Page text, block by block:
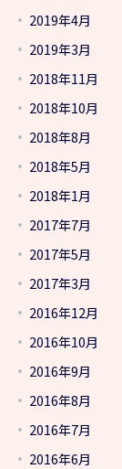
2019年4月
2019年3月
2018年11月
2018年10月
2018年8月
2018年5月
2018年1月
2017年7月
2017年5月
2017年3月
2016年12月
2016年10月
2016年9月
2016年8月
2016年7月
2016年6月